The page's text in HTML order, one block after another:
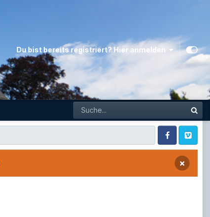
Du bist bereits registriert? Hier anmelden
FacebookVimeo
×